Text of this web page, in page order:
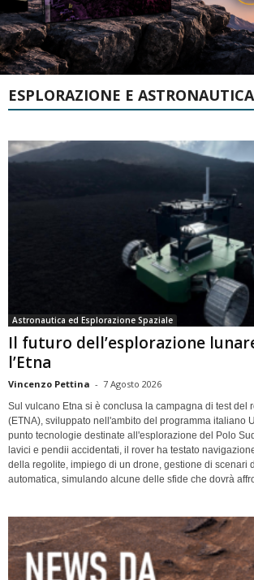
ESPLORAZIONE E ASTRONAUTICA
Astronautica ed Esplorazione Spaziale
Il futuro dell’esplorazione
l’Etna
Vincenzo Pettina - 7 Agosto 2026
Sul vulcano Etna si è conclusa la campagna di test del
(ETNA), sviluppato nell'ambito del programma italiano
punto tecnologie destinate all'esplorazione del Polo
lavici e pendii accidentati, il rover ha testato
della regolite, impiego di un drone, gestione di scenari
automatica, simulando alcune delle sfide che dovrà